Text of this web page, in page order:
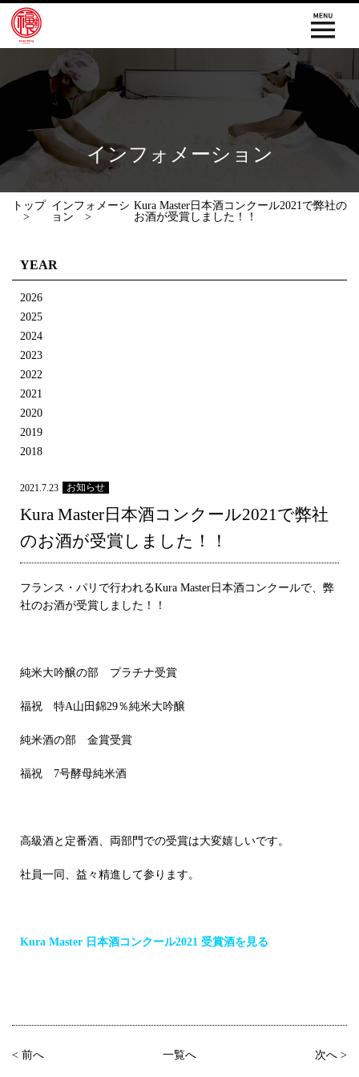
インフォメーション
トップ インフォメーシ
ョン
Kura Master日本酒コンクール2021で弊社の
お酒が受賞しました！！
YEAR
2026
2025
2024
2023
2022
2021
2020
2019
2018
2021.7.23 お知らせ
Kura Master日本酒コンクール2021で弊社
のお酒が受賞しました！！
フランス・パリで行われるKura Master日本酒コンクールで、弊
社のお酒が受賞しました！！
純米大吟醸の部 プラチナ受賞
福祝 特A山田錦29％純米大吟醸
純米酒の部 金賞受賞
福祝 7号酵母純米酒
高級酒と定番酒、両部門での受賞は大変嬉しいです。
社員一同、益々精進して参ります。
Kura Master 日本酒コンクール2021 受賞酒を見る
< 前へ 一覧へ 次へ >